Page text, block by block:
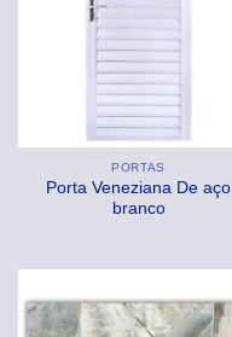
PORTAS
Porta Veneziana De aço
branco